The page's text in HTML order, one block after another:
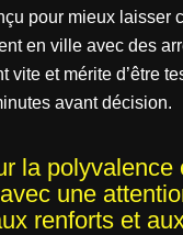
pour mieux laisser
en ville avec des
vite et mérite d’être
avant décision.
la polyvalence
une
renforts et